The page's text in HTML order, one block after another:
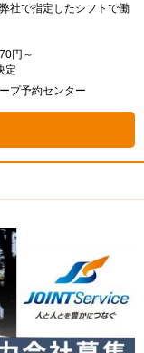
社で指定したシフトで働
円～
定
プ予約センター